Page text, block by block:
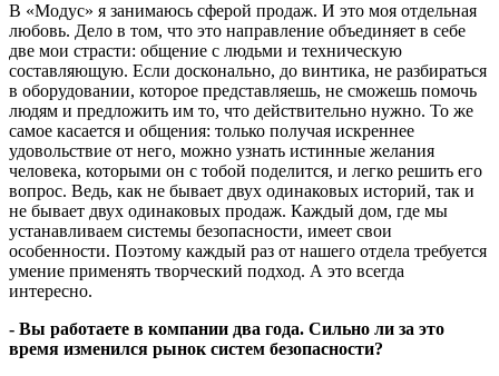
В «Модус» я занимаюсь сферой продаж. И это моя отдельная
любовь. Дело в том, что это направление объединяет в себе
две мои страсти: общение с людьми и техническую
составляющую. Если досконально, до винтика, не разбираться
в оборудовании, которое представляешь, не сможешь помочь
людям и предложить им то, что действительно нужно. То же
самое касается и общения: только получая искреннее
удовольствие от него, можно узнать истинные желания
человека, которыми он с тобой поделится, и легко решить его
вопрос. Ведь, как не бывает двух одинаковых историй, так и
не бывает двух одинаковых продаж. Каждый дом, где мы
устанавливаем системы безопасности, имеет свои
особенности. Поэтому каждый раз от нашего отдела требуется
умение применять творческий подход. А это всегда
интересно.
- Вы работаете в компании два года. Сильно ли за это
время изменился рынок систем безопасности?